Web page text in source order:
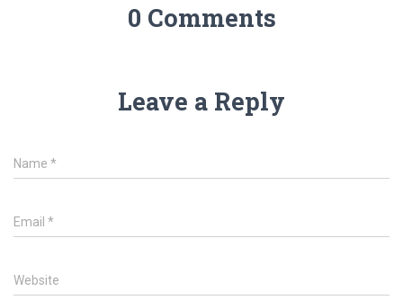
0 Comments
Leave a Reply
Name *
Email *
Website